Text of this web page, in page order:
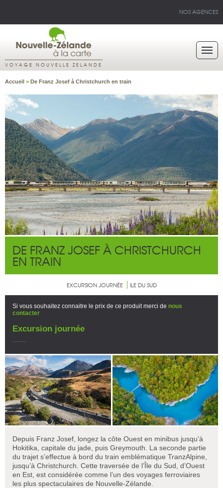
NOS AGENCES
VOYAGE NOUVELLE ZELANDE
Accueil > De Franz Josef à Christchurch en train
DE FRANZ JOSEF À CHRISTCHURCH
EN TRAIN
EXCURSION JOURNÉE ILE DU SUD
Si vous souhaitez connaitre le prix de ce produit merci de nous
contacter
Excursion journée
Depuis Franz Josef, longez la côte Ouest en minibus jusqu’à
Hokitika, capitale du jade, puis Greymouth. La seconde partie
du trajet s’effectue à bord du train emblématique TranzAlpine,
jusqu’à Christchurch. Cette traversée de l’Île du Sud, d’Ouest
en Est, est considérée comme l’un des voyages ferroviaires
les plus spectaculaires de Nouvelle-Zélande.